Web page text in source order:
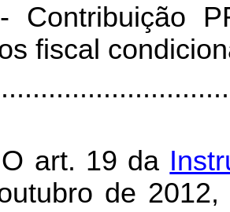
- Contribuição
fiscal
O art. 19 da
de